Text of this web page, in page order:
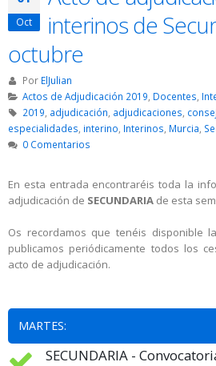
Oct
interinos de
octubre
Por ElJulian
Actos de Adjudicación 2019 Docentes
2019, adjudicación, adjudicaciones,
especialidades, interino, Interinos, Murcia,
0 Comentarios
En esta entrada encontraréis toda la
adjudicación de SECUNDARIA de esta
Os recordamos que tenéis disponible
publicamos periódicamente todos los
acto de adjudicación.
MARTES:
SECUNDARIA -